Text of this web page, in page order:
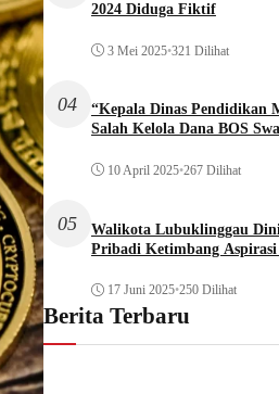
2024 Diduga Fiktif
3 Mei 2025•321 Dilihat
04
“Kepala Dinas Pendidikan
Salah Kelola Dana BOS
10 April 2025•267 Dilihat
05
Walikota Lubuklinggau
Pribadi Ketimbang Aspirasi
17 Juni 2025•250 Dilihat
Berita Terbaru